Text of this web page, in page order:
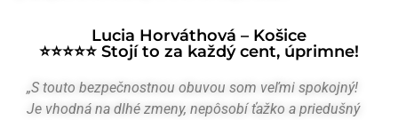
Lucia Horváthová – Košice
⭐⭐⭐⭐⭐ Stojí to za každý cent, úprimne!
„S touto bezpečnostnou obuvou som veľmi spokojný!
Je vhodná na dlhé zmeny, nepôsobí ťažko a priedušný